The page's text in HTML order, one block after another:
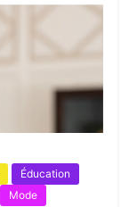
Éducation
Mode